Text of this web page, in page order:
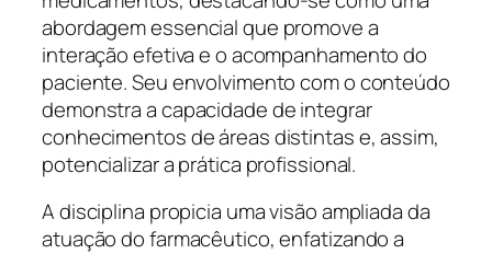
abordagem essencial que promove a
interação efetiva e o acompanhamento do
paciente. Seu envolvimento com o conteúdo
demonstra a capacidade de integrar
conhecimentos de áreas distintas e, assim,
potencializar a prática profissional.
A disciplina propicia uma visão ampliada da
atuação do farmacêutico, enfatizando a